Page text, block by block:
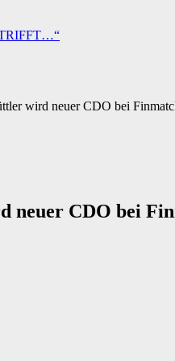
wird neuer CDO bei
neuer CDO bei